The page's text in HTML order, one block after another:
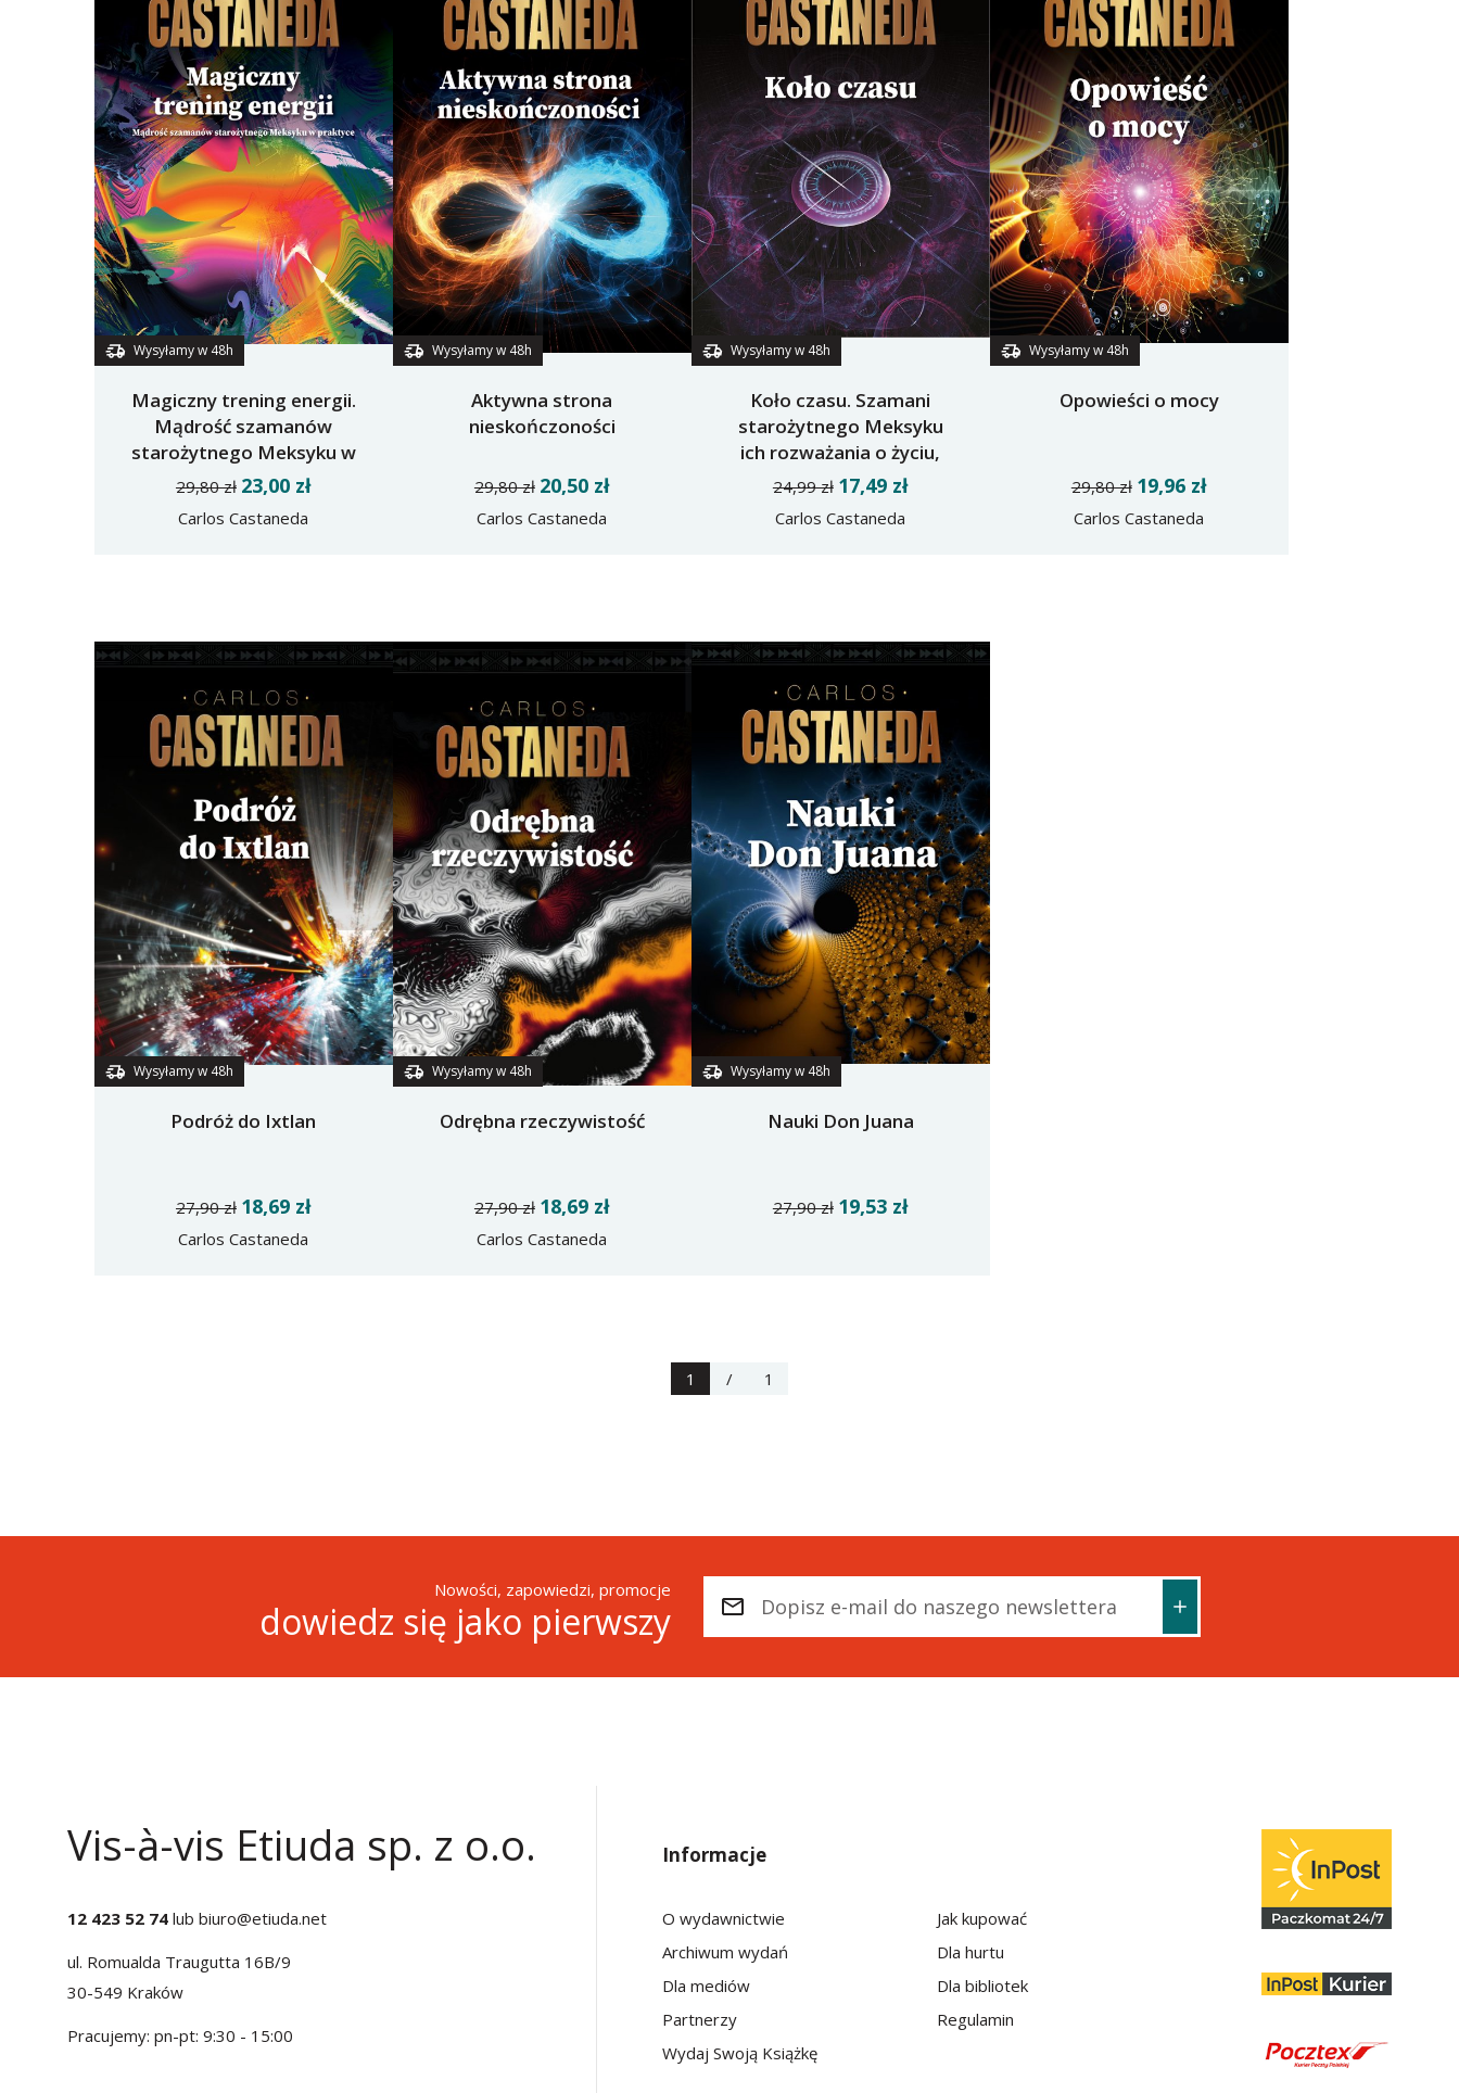
Wysyłamy w 48h
Magiczny trening energii.
Mądrość szamanów
starożytnego Meksyku w
praktyce
29,80 zł 23,00 zł
Carlos Castaneda
Wysyłamy w 48h
Aktywna strona
nieskończoności
29,80 zł 20,50 zł
Carlos Castaneda
Wysyłamy w 48h
Koło czasu. Szamani
starożytnego Meksyku
ich rozważania o życiu,
śmierci i wszechświecie
24,99 zł 17,49 zł
Carlos Castaneda
Wysyłamy w 48h
Opowieści o mocy
29,80 zł 19,96 zł
Carlos Castaneda
Wysyłamy w 48h
Podróż do Ixtlan
27,90 zł 18,69 zł
Carlos Castaneda
Wysyłamy w 48h
Odrębna rzeczywistość
27,90 zł 18,69 zł
Carlos Castaneda
Wysyłamy w 48h
Nauki Don Juana
27,90 zł 19,53 zł
1 / 1
Nowości, zapowiedzi, promocje
dowiedz się jako pierwszy
Vis-à-vis Etiuda sp. z o.o.
12 423 52 74 lub biuro@etiuda.net
ul. Romualda Traugutta 16B/9
30-549 Kraków
Pracujemy: pn-pt: 9:30 - 15:00
Informacje
O wydawnictwie
Archiwum wydań
Dla mediów
Partnerzy
Wydaj Swoją Książkę
Jak kupować
Dla hurtu
Dla bibliotek
Regulamin